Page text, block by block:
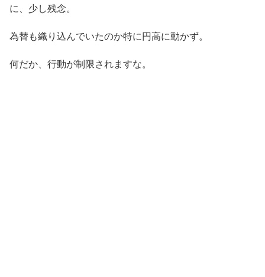
に、少し残念。
為替も織り込んでいたのか特に円高に動かず。
何だか、行動が制限されますな。